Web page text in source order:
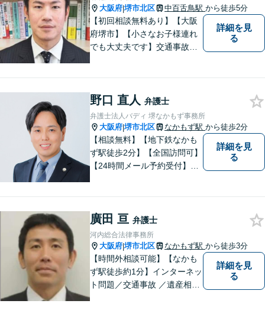
大阪府|堺市北区 中百舌鳥駅 から徒歩5分
【初回相談無料あり】【大阪
府堺市】【小さなお子様連れ
でも大丈夫です】交通事故、
詳細を見
る
野口 直人 弁護士
弁護士法人バディ 堺なかもず事務所
大阪府|堺市北区 なかもず駅 から徒歩2分
【相談無料】【地下鉄なかも
ず駅徒歩2分】【全国訪問可】
【24時間メール予約受付】
ます。
詳細を見
る
廣田 亘 弁護士
河内総合法律事務所
大阪府|堺市北区 なかもず駅 から徒歩3分
【時間外相談可能】【なかも
ず駅徒歩約1分】インターネッ
ト問題／交通事故 ／遺産相
詳細を見
る